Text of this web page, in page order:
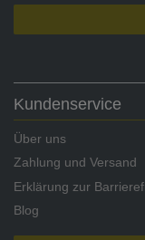
Kundenservice
Über uns
Zahlung und Versand
Erklärung zur
Blog